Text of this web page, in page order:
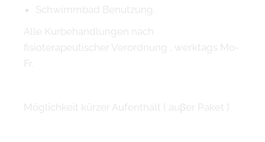
Schwimmbad Benutzung.
Alle Kurbehandlungen nach
fisioterapeutischer Verordnung , werktags Mo-
Fr.
Mӧglichkeit kürzer Aufenthalt ( auβer Paket )